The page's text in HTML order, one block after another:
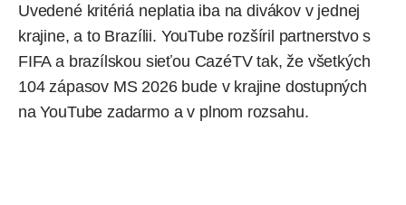
Uvedené kritériá neplatia iba na divákov v jednej
krajine, a to Brazílii. YouTube rozšíril partnerstvo s
FIFA a brazílskou sieťou CazéTV tak, že všetkých
104 zápasov MS 2026 bude v krajine dostupných
na YouTube zadarmo a v plnom rozsahu.